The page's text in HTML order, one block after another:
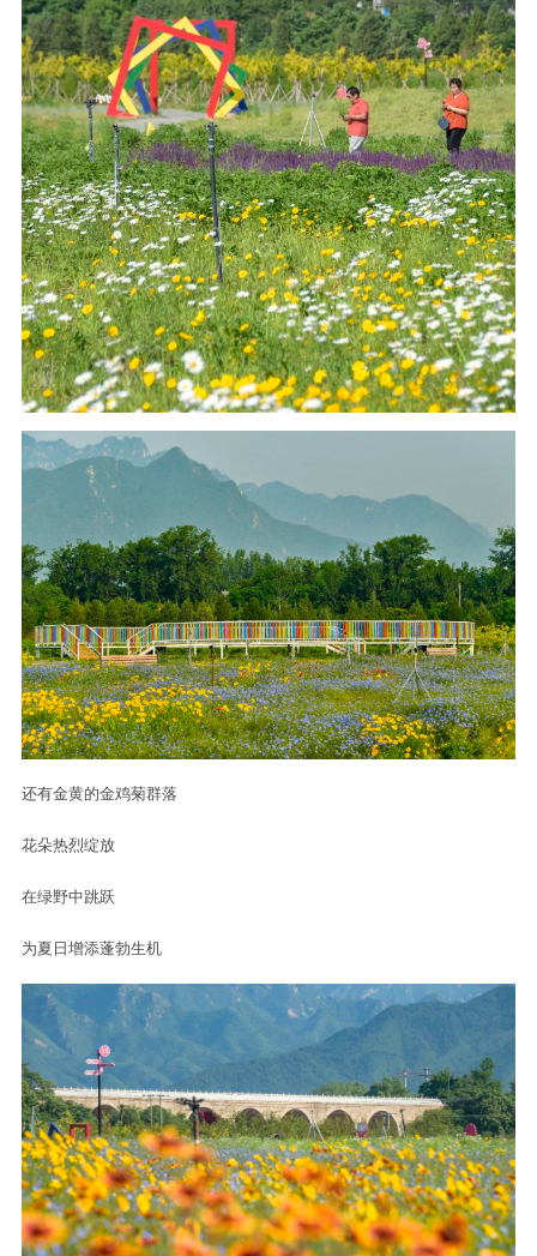
还有金黄的金鸡菊群落
花朵热烈绽放
在绿野中跳跃
为夏日增添蓬勃生机